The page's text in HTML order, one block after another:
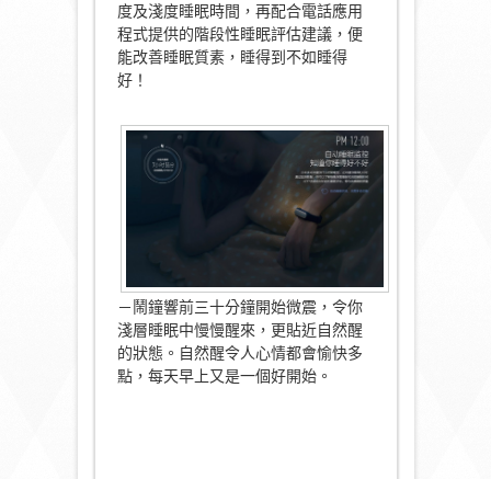
度及淺度睡眠時間，再配合電話應用
程式提供的階段性睡眠評估建議，便
能改善睡眠質素，睡得到不如睡得
好！
－鬧鐘響前三十分鐘開始微震，令你
淺層睡眠中慢慢醒來，更貼近自然醒
的狀態。自然醒令人心情都會愉快多
點，每天早上又是一個好開始。